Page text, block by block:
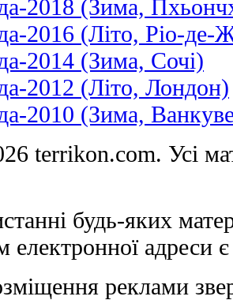
2018 (Зима,
2016 (Літо, Ріо-де-
2014 (Зима, Сочі)
2012 (Літо, Лондон)
2010 (Зима,
terrikon.com. Усі
будь-яких
електронної адреси
реклами